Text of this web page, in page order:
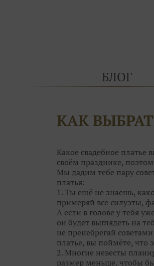
БЛОГ
КАК
Какое свадебное платье
своём празднике,
Мы дадим тебе пару
платья:
1. Ты ещё не знаешь,
примеряй все силуэты,
А если в голове у тебя
он будет выглядеть на
не пренебрегай
платье, вы поймёте,
2. Многие невесты
размер меньше, чтобы